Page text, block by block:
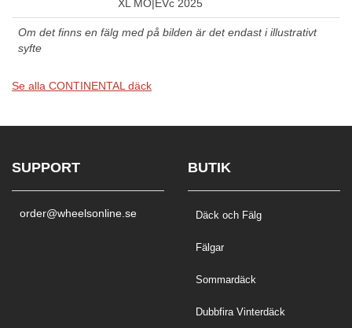
XL MO|EVc 2025
Om det finns en fälg med på bilden är det endast i illustrativt
syfte
Se alla CONTINENTAL däck
SUPPORT
order@wheelsonline.se
BUTIK
Däck och Fälg
Fälgar
Sommardäck
Dubbfira Vinterdäck